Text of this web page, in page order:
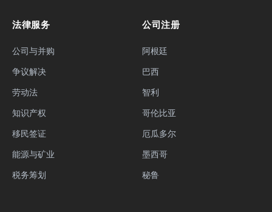
法律服务
公司与并购
争议解决
劳动法
知识产权
移民签证
能源与矿业
税务筹划
公司注册
阿根廷
巴西
智利
哥伦比亚
厄瓜多尔
墨西哥
秘鲁